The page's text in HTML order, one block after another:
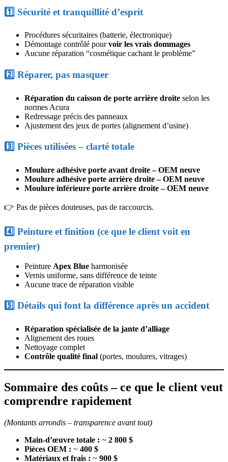
1️⃣ Sécurité et tranquillité d’esprit
Procédures sécuritaires (batterie, électronique)
Démontage contrôlé pourvoir les vrais dommages
Aucune réparation “cosmétique cachant le problème”
2️⃣ Réparer, pas masquer
Réparation du caisson de porte arrière droite selon les
normes Acura
Redressage précis des panneaux
Ajustement des jeux de portes (alignement d’usine)
3️⃣ Pièces utilisées – clarté totale
Moulure adhésive porte avant droite – OEM neuve
Moulure adhésive porte arrière droite – OEM neuve
Moulure inférieure porte arrière droite – OEM neuve
👉 Pas de pièces douteuses, pas de raccourcis.
4️⃣ Peinture et finition (ce que le client voit en
premier)
Peinture Apex Blue harmonisée
Vernis uniforme, sans différence de teinte
Aucune trace de réparation visible
5️⃣ Détails qui font la différence après un accident
Réparation spécialisée de la jante d’alliage
Alignement des roues
Nettoyage complet
Contrôle qualité final (portes, moulures, vitrages)
Sommaire des coûts – ce que le client veut
comprendre rapidement
(Montants arrondis – transparence avant tout)
Main-d’œuvre totale : ~ 2 800 $
Pièces OEM : ~ 400 $
Matériaux et frais : ~ 900 $